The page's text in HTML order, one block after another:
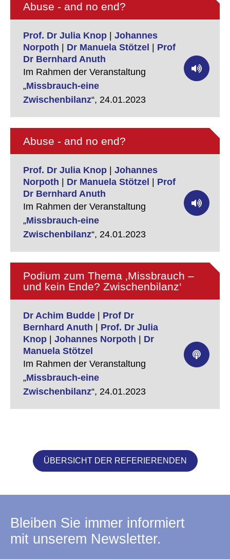
Abuse - and no end?
Prof. Dr Julia Knop
Johannes
Norpoth
Dr Manuela Stötzel
Prof
Dr Bernhard Anuth
Im Rahmen der Veranstaltung
„Missbrauch-eine
Zwischenbilanz“, 24.01.2023
Abuse - and no end?
Prof. Dr Julia Knop
Johannes
Norpoth
Dr Manuela Stötzel
Prof
Dr Bernhard Anuth
Im Rahmen der Veranstaltung
„Missbrauch-eine
Zwischenbilanz“, 24.01.2023
Podium zum Thema ‚Missbrauch –
und kein Ende? Zwischenbilanz‘
Dr Achim Budde
Prof Dr
Bernhard Anuth
Prof. Dr Julia
Knop
Johannes Norpoth
Dr
Manuela Stötzel
Im Rahmen der Veranstaltung
„Missbrauch-eine
Zwischenbilanz“, 24.01.2023
ÜBERSICHT DER REFERIERENDEN
Bleiben Sie immer informiert
mit unserem Newsletter.